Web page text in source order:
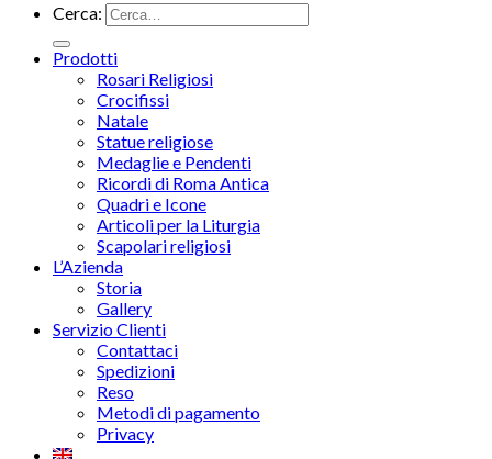
Cerca:
Prodotti
Rosari Religiosi
Crocifissi
Natale
Statue religiose
Medaglie e Pendenti
Ricordi di Roma Antica
Quadri e Icone
Articoli per la Liturgia
Scapolari religiosi
L’Azienda
Storia
Gallery
Servizio Clienti
Contattaci
Spedizioni
Reso
Metodi di pagamento
Privacy